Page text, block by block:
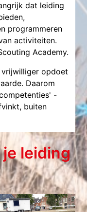
dat leiding
programmeren
activiteiten.
Academy.
vrijwilliger opdoet
Daarom
-
buiten
leiding